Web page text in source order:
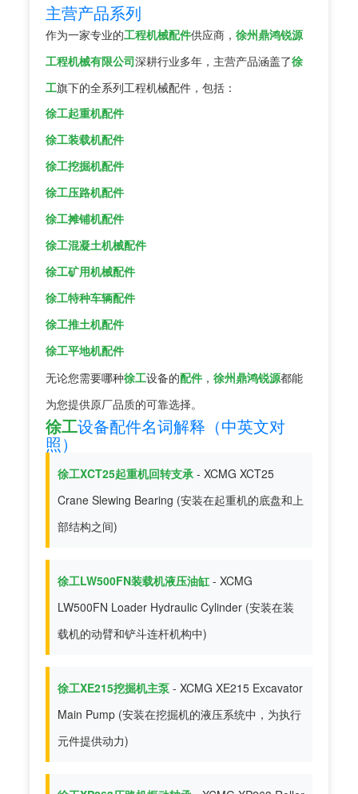
主营产品系列
作为一家专业的工程机械配件供应商， 徐州鼎鸿锐源
工程机械有限公司深耕行业多年，主营产品涵盖了徐
工旗下的全系列工程机械配件，包括：
徐工起重机配件
徐工装载机配件
徐工挖掘机配件
徐工压路机配件
徐工摊铺机配件
徐工混凝土机械配件
徐工矿用机械配件
徐工特种车辆配件
徐工推土机配件
徐工平地机配件
无论您需要哪种徐工设备的配件， 徐州鼎鸿锐源都能
为您提供原厂品质的可靠选择。
徐工设备配件名词解释（中英文对
照）
徐工XCT25起重机回转支承- XCMG XCT25
Crane Slewing Bearing (安装在起重机的底盘和上
部结构之间)
徐工LW500FN装载机液压油缸- XCMG
LW500FN Loader Hydraulic Cylinder (安装在装
载机的动臂和铲斗连杆机构中)
徐工XE215挖掘机主泵- XCMG XE215 Excavator
Main Pump (安装在挖掘机的液压系统中，为执行
元件提供动力)